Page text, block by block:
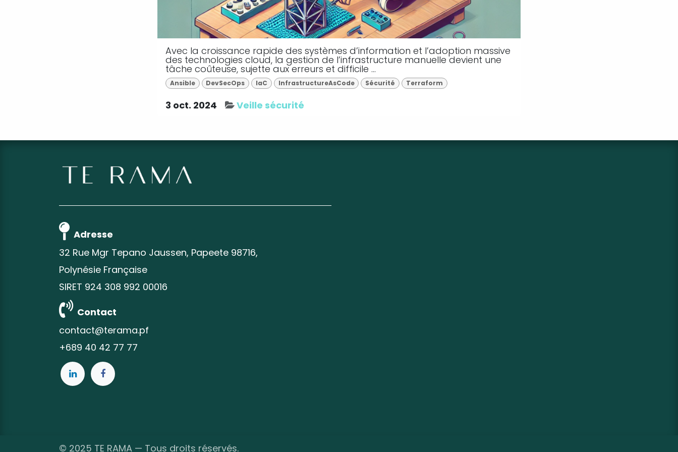
Avec la croissance rapide des systèmes d’information et l’adoption massive
des technologies cloud, la gestion de l’infrastructure manuelle devient une
tâche coûteuse, sujette aux erreurs et difficile ...
Ansible DevSecOps IaC InfrastructureAsCode Sécurité Terraform
3 oct. 2024 Veille sécurité
Adresse
32 Rue Mgr Tepano Jaussen, Papeete 98716,
Polynésie Française
SIRET 924 308 992 00016
Contact
contact@terama.pf
+689 40 42 77 77
© 2025 TE RAMA — Tous droits réservés.